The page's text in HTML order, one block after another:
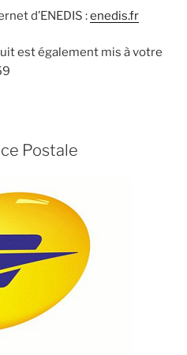
d’ENEDIS :enedis.fr
est également mis à votre
Postale